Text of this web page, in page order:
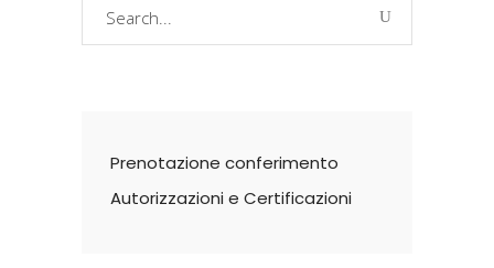
Prenotazione conferimento
Autorizzazioni e Certificazioni